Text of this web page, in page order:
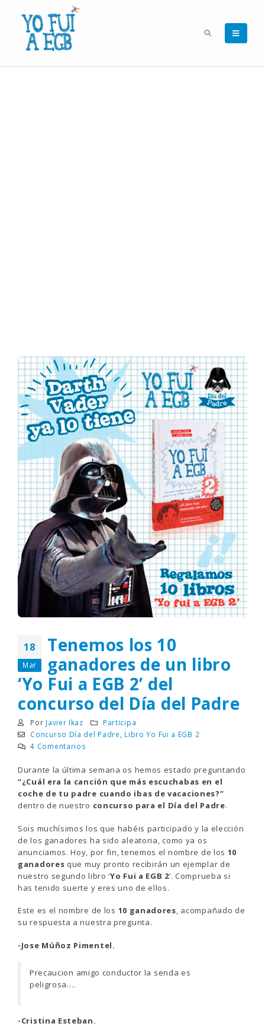
18
Mar
Tenemos los 10
ganadores de un libro
‘Yo Fui a EGB 2’ del
concurso del Día del Padre
Por Javier Ikaz
Participa
Concurso Día del Padre, Libro Yo Fui a EGB 2
4 Comentarios
Durante la última semana os hemos estado preguntando
“¿Cuál era la canción que más escuchabas en el
coche de tu padre cuando ibas de vacaciones?”
dentro de nuestro concurso para el Día del Padre.
Sois muchísimos los que habéis participado y la elección
de los ganadores ha sido aleatoria, como ya os
anunciamos. Hoy, por fin, tenemos el nombre de los 10
ganadores que muy pronto recibirán un ejemplar de
nuestro segundo libro ‘Yo Fui a EGB 2‘. Comprueba si
has tenido suerte y eres uno de ellos.
Este es el nombre de los 10 ganadores, acompañado de
su respuesta a nuestra pregunta.
-Jose Múñoz Pimentel.
Precaucion amigo conductor la senda es
peligrosa….
-Cristina Esteban.